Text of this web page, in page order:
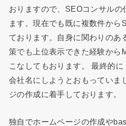
おりますので、SEOコンサルの
ます。現在でも既に複数件から
ております。自身に関わりのあ
策でも上位表示できた経験から
こなしてもおります。 最終的
会社名にしようとおもっていま
ジの作成に着手しております。
独自でホームページの作成や